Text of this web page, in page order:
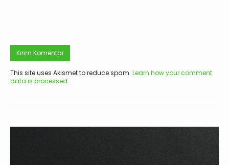
This site uses Akismet to reduce spam. Learn how your comment
data is processed.